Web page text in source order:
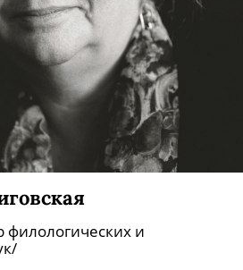
филологических и